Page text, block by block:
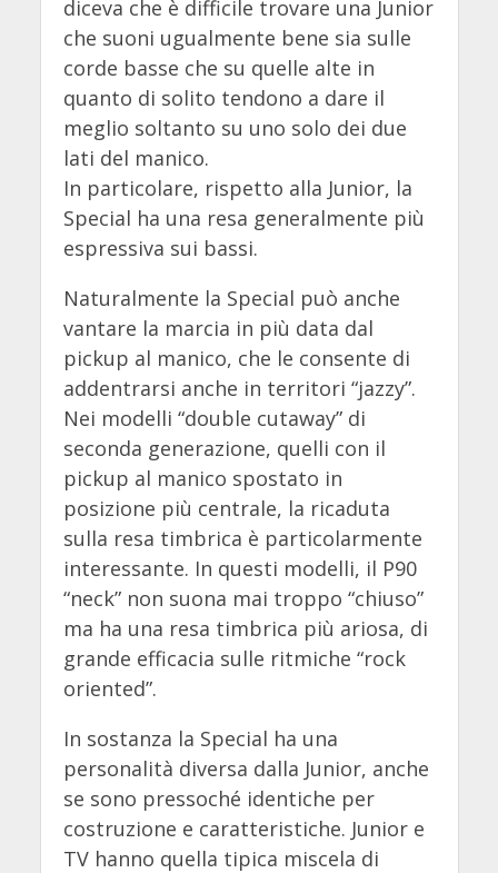
diceva che è difficile trovare una Junior
che suoni ugualmente bene sia sulle
corde basse che su quelle alte in
quanto di solito tendono a dare il
meglio soltanto su uno solo dei due
lati del manico.
In particolare, rispetto alla Junior, la
Special ha una resa generalmente più
espressiva sui bassi.
Naturalmente la Special può anche
vantare la marcia in più data dal
pickup al manico, che le consente di
addentrarsi anche in territori “jazzy”.
Nei modelli “double cutaway” di
seconda generazione, quelli con il
pickup al manico spostato in
posizione più centrale, la ricaduta
sulla resa timbrica è particolarmente
interessante. In questi modelli, il P90
“neck” non suona mai troppo “chiuso”
ma ha una resa timbrica più ariosa, di
grande efficacia sulle ritmiche “rock
oriented”.
In sostanza la Special ha una
personalità diversa dalla Junior, anche
se sono pressoché identiche per
costruzione e caratteristiche. Junior e
TV hanno quella tipica miscela di